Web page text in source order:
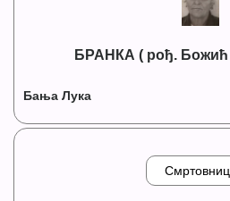
БРАНКА ( рођ.
Бања Лука